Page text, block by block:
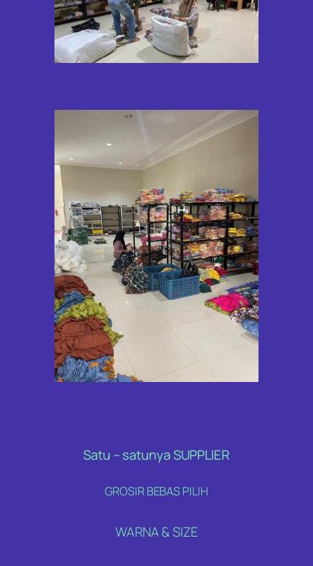
Satu – satunya SUPPLIER
GROSIR BEBAS PILIH
WARNA & SIZE